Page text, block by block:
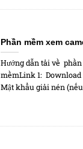
Phần mềm xem
Hướng dẫn tải về
mềmLink 1: Download
Mật khẩu giải nén (nếu